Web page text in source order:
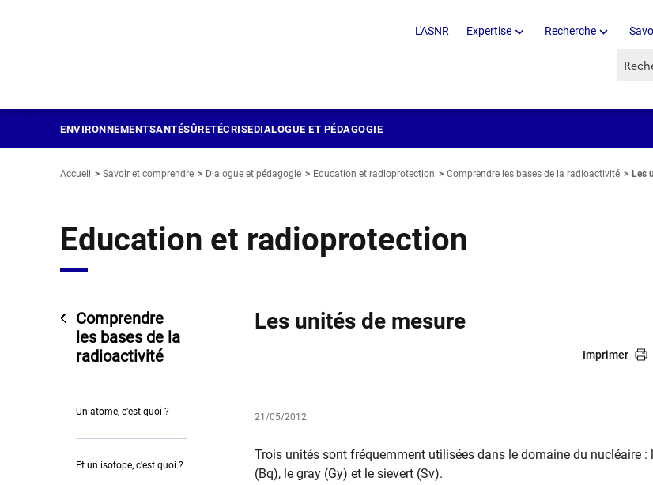
L'ASNR Expertise Recherche
ENVIRONNEMENTSANTÉSÛRETÉCRISEDIALOGUE ET PÉDAGOGIE
Accueil Savoir et comprendre Dialogue et pédagogie Education et radioprotection Comprendre les bases de la radioactivité Les
Education et radioprotection
Comprendre
les bases de la
radioactivité
Un atome, c'est quoi ?
Et un isotope, c'est quoi ?
Les unités de mesure
Imprimer
21/05/2012
​​​Trois unités sont fréquemment utilisées dans le domaine du nucléaire :
(Bq), le gray (Gy) et le sievert (Sv).